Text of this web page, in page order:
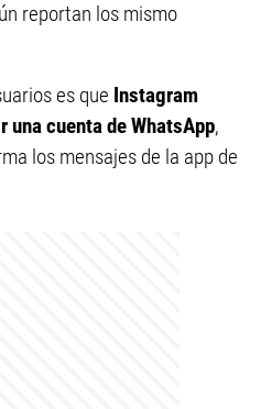
reportan los mismo
es que Instagram
una cuenta de WhatsApp,
los mensajes de la app de